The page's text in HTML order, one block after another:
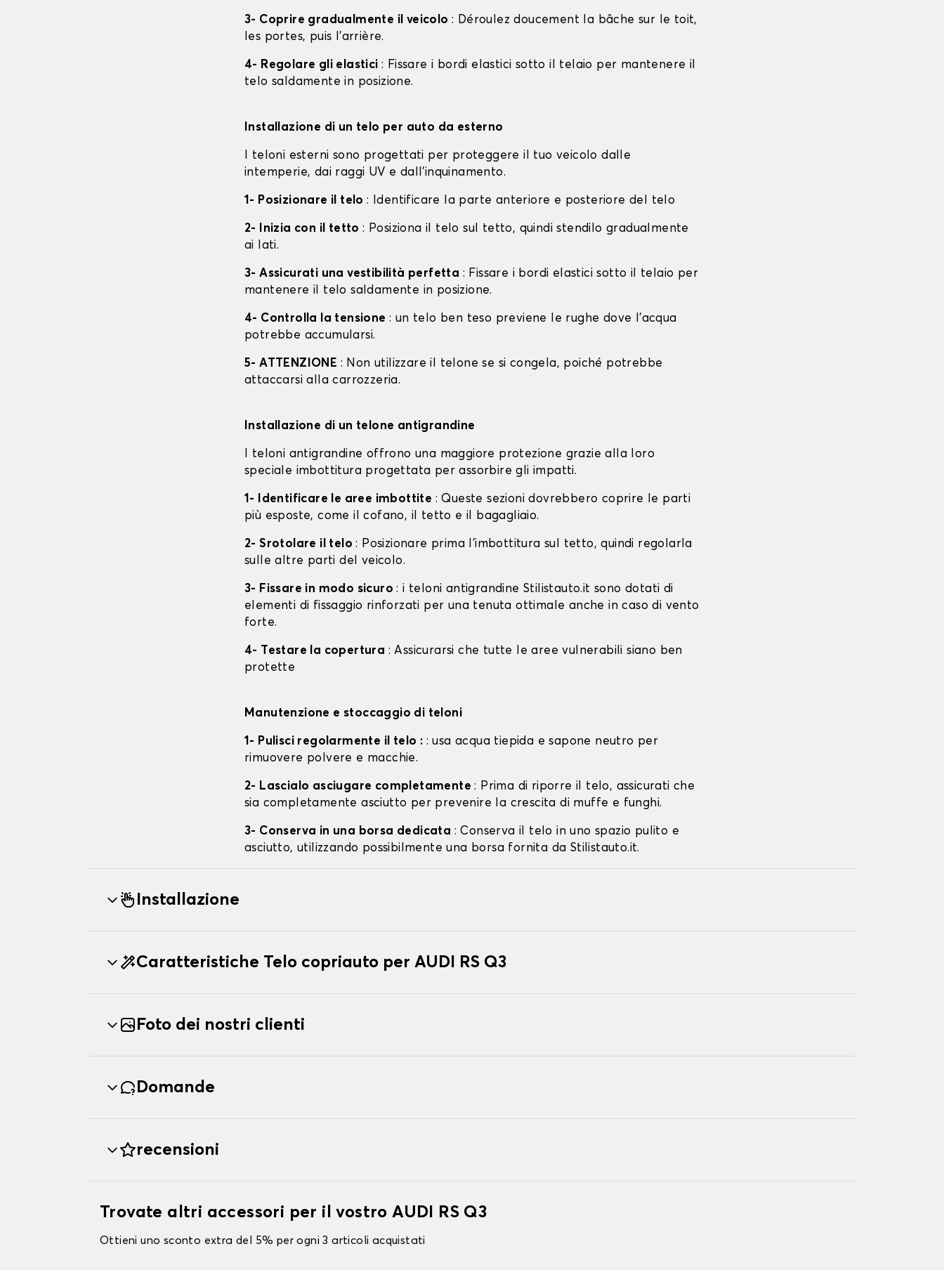
3- Coprire gradualmente il veicolo : Déroulez doucement la bâche sur le toit,
les portes, puis l'arrière.
4- Regolare gli elastici : Fissare i bordi elastici sotto il telaio per mantenere il
telo saldamente in posizione.
Installazione di un telo per auto da esterno
I teloni esterni sono progettati per proteggere il tuo veicolo dalle
intemperie, dai raggi UV e dall'inquinamento.
1- Posizionare il telo: Identificare la parte anteriore e posteriore del telo
2- Inizia con il tetto: Posiziona il telo sul tetto, quindi stendilo gradualmente
ai lati.
3- Assicurati una vestibilità perfetta : Fissare i bordi elastici sotto il telaio per
mantenere il telo saldamente in posizione.
4- Controlla la tensione : un telo ben teso previene le rughe dove l'acqua
potrebbe accumularsi.
5- ATTENZIONE : Non utilizzare il telone se si congela, poiché potrebbe
attaccarsi alla carrozzeria.
Installazione di un telone antigrandine
I teloni antigrandine offrono una maggiore protezione grazie alla loro
speciale imbottitura progettata per assorbire gli impatti.
1- Identificare le aree imbottite : Queste sezioni dovrebbero coprire le parti
più esposte, come il cofano, il tetto e il bagagliaio.
2- Srotolare il telo: Posizionare prima l'imbottitura sul tetto, quindi regolarla
sulle altre parti del veicolo.
3- Fissare in modo sicuro: i teloni antigrandine Stilistauto.it sono dotati di
elementi di fissaggio rinforzati per una tenuta ottimale anche in caso di vento
forte.
4- Testare la copertura : Assicurarsi che tutte le aree vulnerabili siano ben
protette
Manutenzione e stoccaggio di teloni
1- Pulisci regolarmente il telo : : usa acqua tiepida e sapone neutro per
rimuovere polvere e macchie.
2- Lascialo asciugare completamente: Prima di riporre il telo, assicurati che
sia completamente asciutto per prevenire la crescita di muffe e funghi.
3- Conserva in una borsa dedicata : Conserva il telo in uno spazio pulito e
asciutto, utilizzando possibilmente una borsa fornita da Stilistauto.it.
Installazione
Caratteristiche Telo copriauto per AUDI RS Q3
Foto dei nostri clienti
Domande
recensioni
Trovate altri accessori per il vostro AUDI RS Q3
Ottieni uno sconto extra del 5% per ogni 3 articoli acquistati